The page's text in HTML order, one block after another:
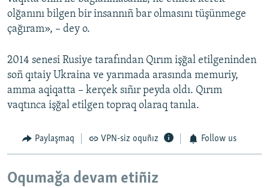
olğanını bilgen bir insannıñ bar olmasını tüşünmege
çağıram», – dey o.
2014 senesi Rusiye tarafından Qırım işğal etilgeninden
soñ qıtaiy Ukraina ve yarımada arasında memuriy,
amma aqiqatta – kerçek sıñır peyda oldı. Qırım
vaqtınca işğal etilgen topraq olaraq tanıla.
Paylaşmaq VPN-siz oquñız Follow us
Oqumağa devam etiñiz